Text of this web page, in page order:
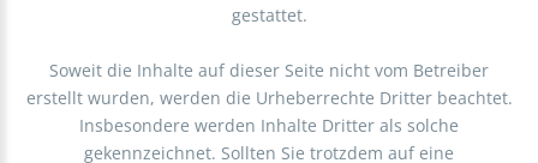
gestattet.
Soweit die Inhalte auf dieser Seite nicht vom Betreiber
erstellt wurden, werden die Urheberrechte Dritter beachtet.
Insbesondere werden Inhalte Dritter als solche
gekennzeichnet. Sollten Sie trotzdem auf eine